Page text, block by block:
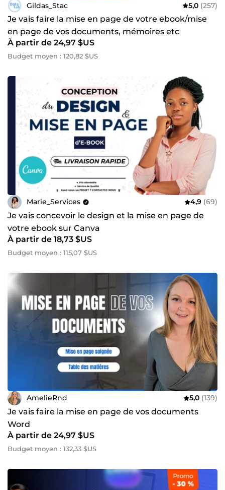
Gildas_Stac 5,0 (257)
Je vais faire la mise en page de votre ebook/mise
en page de vos documents, mémoires etc
À partir de 24,97 $US
Budget moyen : 120,82 $US
Marie_Services 4,9 (69)
Je vais concevoir le design et la mise en page de
votre ebook sur Canva
À partir de 18,73 $US
Budget moyen : 115,07 $US
AmelieRnd 5,0 (139)
Je vais faire la mise en page de vos documents
Word
À partir de 24,97 $US
Budget moyen : 132,33 $US